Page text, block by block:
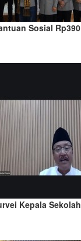
Sosial Rp390
Kepala Sekolah